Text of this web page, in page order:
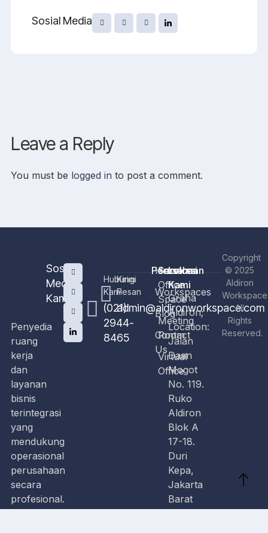
Sosial Media
Leave a Reply
You must be logged in to post a comment.
Sosial
Media
Kami
Hubungi
Kami
(021)
2944-
8465
Kirim
Pesan
admin@aldironworkspace.com
Perusahaan
Home
Workspaces
Blog
Contact
Us
Services
Office
Space
Meeting
Room
Virtual
Office
Lokasi
Kami
Graha
Aldiron;
Location:
Jalan
Daan
Mogot
No. 119.
Ruko
Aldiron
Blok A
17-18.
Duri
Kepa,
Jakarta
Barat
11510
Penyedia
ruang
kerja
dan
layanan
bisnis
terintegrasi
yang
mendukung
operasional
perusahaan
secara
profesional.
Copyright
© 2025
Aldiron
All
Rights
Reserved.